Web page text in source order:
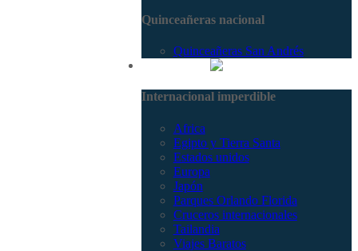
Quinceañeras nacional
Quinceañeras San Andrés
Internacional imperdible
Africa
Egipto y Tierra Santa
Estados unidos
Europa
Japón
Parques Orlando Florida
Cruceros internacionales
Tailandia
Viajes Baratos